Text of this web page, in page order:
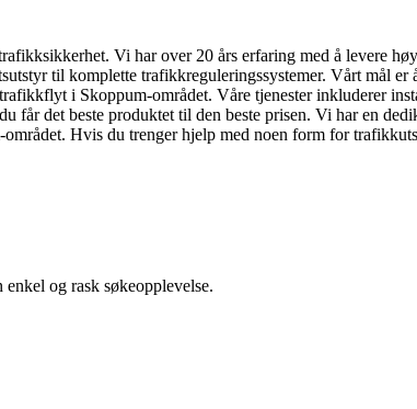
Vi har over 20 års erfaring med å levere
til komplette trafikkreguleringssystemer. Vårt mål
i Skoppum-området. Våre tjenester inkluderer
får det beste produktet til den beste prisen. Vi har en
Hvis du trenger hjelp med noen form for
og rask søkeopplevelse.